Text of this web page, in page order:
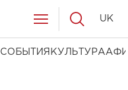
СОБЫТИЯ КУЛЬТУРА
UK